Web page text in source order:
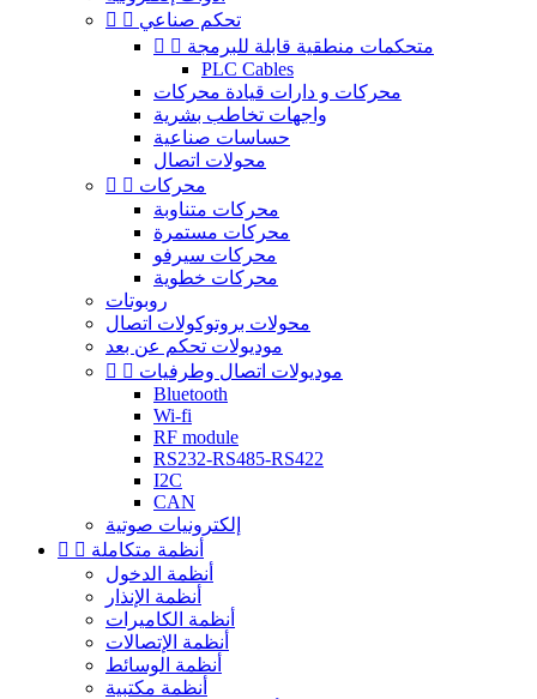
  تحكم صناعي
  متحكمات منطقية قابلة للبرمجة
PLC Cables
محركات و دارات قيادة محركات
واجهات تخاطب بشرية
حساسات صناعية
محولات اتصال
  محركات
محركات متناوبة
محركات مستمرة
محركات سيرفو
محركات خطوية
روبوتات
محولات بروتوكولات اتصال
موديولات تحكم عن بعد
  موديولات اتصال وطرفيات
Bluetooth
Wi-fi
RF module
RS232-RS485-RS422
I2C
CAN
إلكترونيات صوتية
  أنظمة متكاملة
أنظمة الدخول
أنظمة الإنذار
أنظمة الكاميرات
أنظمة الإتصالات
أنظمة الوسائط
أنظمة مكتبية